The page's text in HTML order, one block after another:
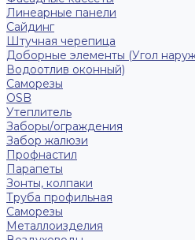
Линеарные панели
Сайдинг
Штучная черепица
Доборные элементы (Угол
Водоотлив оконный)
Саморезы
OSB
Утеплитель
Заборы/ограждения
Забор жалюзи
Профнастил
Парапеты
Зонты, колпаки
Труба профильная
Саморезы
Металлоизделия